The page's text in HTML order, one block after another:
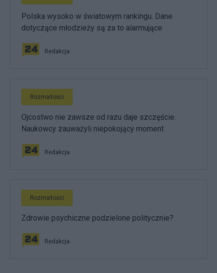
Polska wysoko w światowym rankingu. Dane
dotyczące młodzieży są za to alarmujące
Redakcja
Rozmaitości
Ojcostwo nie zawsze od razu daje szczęście.
Naukowcy zauważyli niepokojący moment
Redakcja
Rozmaitości
Zdrowie psychiczne podzielone politycznie?
Redakcja